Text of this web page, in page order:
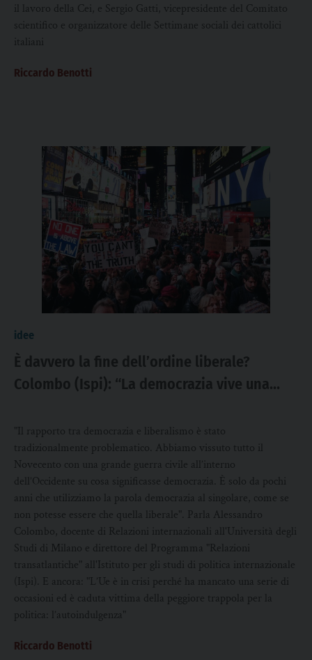
il lavoro della Cei, e Sergio Gatti, vicepresidente del Comitato
scientifico e organizzatore delle Settimane sociali dei cattolici
italiani
Riccardo Benotti
idee
È davvero la fine dell’ordine liberale?
Colombo (Ispi): “La democrazia vive una
pronte”
"Il rapporto tra democrazia e liberalismo è stato
tradizionalmente problematico. Abbiamo vissuto tutto il
Novecento con una grande guerra civile all’interno
dell’Occidente su cosa significasse democrazia. È solo da pochi
anni che utilizziamo la parola democrazia al singolare, come se
non potesse essere che quella liberale". Parla Alessandro
Colombo, docente di Relazioni internazionali all'Università degli
Studi di Milano e direttore del Programma "Relazioni
transatlantiche" all'Istituto per gli studi di politica internazionale
(Ispi). E ancora: "L’Ue è in crisi perché ha mancato una serie di
occasioni ed è caduta vittima della peggiore trappola per la
politica: l’autoindulgenza"
Riccardo Benotti